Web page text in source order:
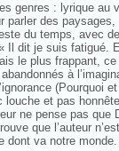
genres : lyrique au
parler des
du temps, avec
Il dit je suis fatigué.
le plus frappant,
à
(Pourquoi
et pas
ne pense pas que
que l’auteur
dont va notre monde.